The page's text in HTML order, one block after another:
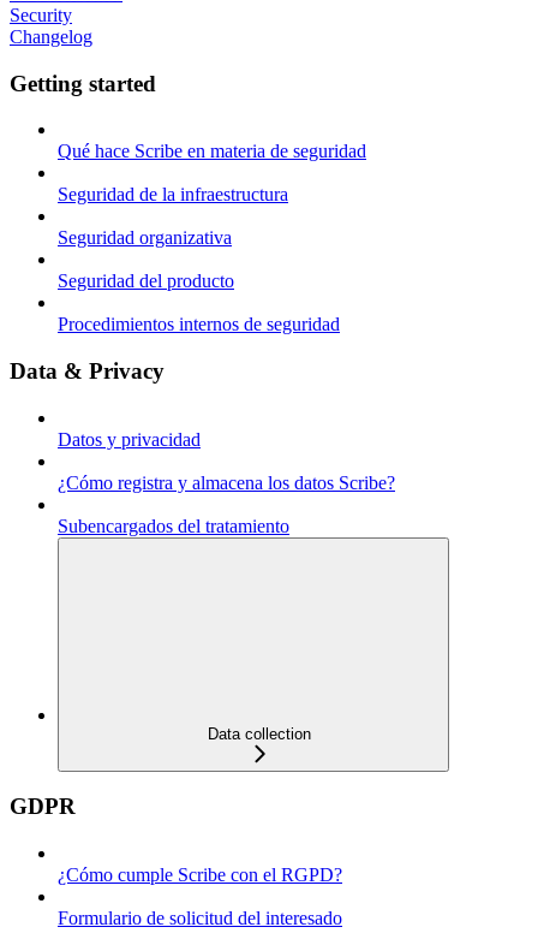
Security
Changelog
Getting started
Qué hace Scribe en materia de seguridad
Seguridad de la infraestructura
Seguridad organizativa
Seguridad del producto
Procedimientos internos de seguridad
Data & Privacy
Datos y privacidad
¿Cómo registra y almacena los datos Scribe?
Subencargados del tratamiento
Data collection
GDPR
¿Cómo cumple Scribe con el RGPD?
Formulario de solicitud del interesado